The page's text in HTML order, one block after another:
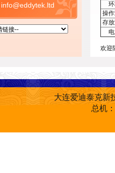
info@eddytek.ltd
操
存
欢迎
大连爱迪泰克新
总机